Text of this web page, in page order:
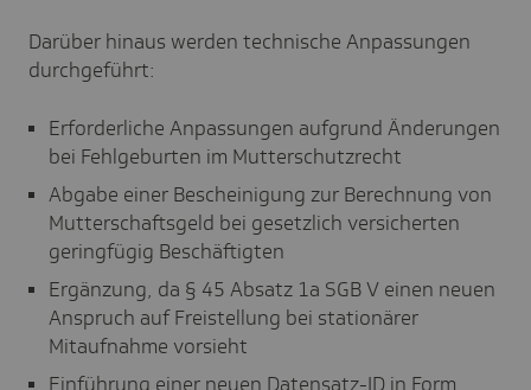
Darüber hinaus werden technische Anpassungen
durchgeführt:
Erforderliche Anpassungen aufgrund Änderungen
bei Fehlgeburten im Mutterschutzrecht
Abgabe einer Bescheinigung zur Berechnung von
Mutterschaftsgeld bei gesetzlich versicherten
geringfügig Beschäftigten
Ergänzung, da § 45 Absatz 1a SGB V einen neuen
Anspruch auf Freistellung bei stationärer
Mitaufnahme vorsieht
Einführung einer neuen Datensatz-ID in Form